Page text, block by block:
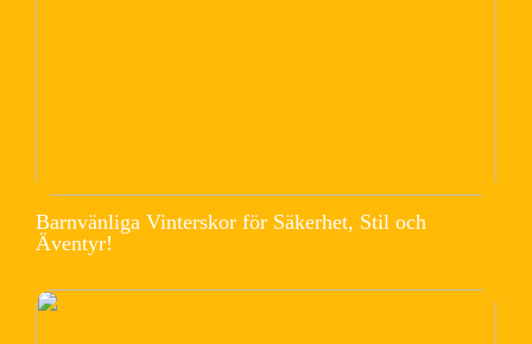
Barnvänliga Vinterskor för Säkerhet, Stil och
Äventyr!